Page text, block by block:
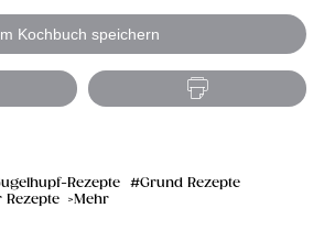
Kochbuch speichern
Rezepte
Grund Rezepte
Rezepte Mehr